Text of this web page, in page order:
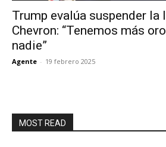
Trump evalúa suspender la
Chevron: “Tenemos más
nadie”
Agente - 19 febrero 2025
MOST READ